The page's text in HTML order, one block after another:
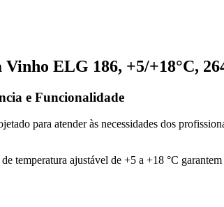
ELG 186, +5/+18°C,
e Funcionalidade
para atender às necessidades dos
temperatura ajustável de +5 a +18 °C